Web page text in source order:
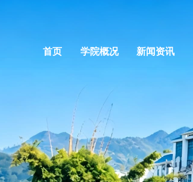
首页 学院概况 新闻资讯